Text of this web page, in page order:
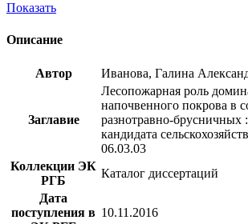
Показать
Описание
Автор Иванова, Галина
Заглавие
Лесопожарная роль
напочвенного покрова в
разнотравно-брусничных
кандидата
06.03.03
Коллекции ЭК
РГБ
Каталог диссертаций
Дата
поступления в 10.11.2016